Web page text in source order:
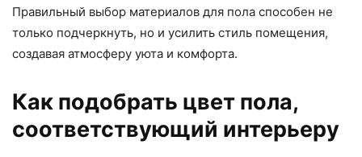
Правильный выбор материалов для пола способен не
только подчеркнуть, но и усилить стиль помещения,
создавая атмосферу уюта и комфорта.
Как подобрать цвет пола,
соответствующий интерьеру